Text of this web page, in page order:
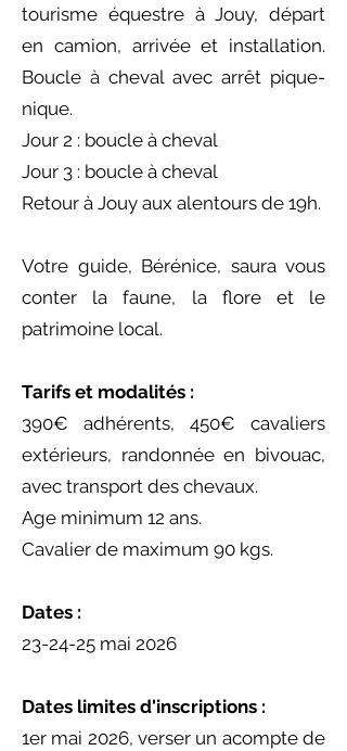
tourisme équestre à Jouy, départ
en camion, arrivée et installation.
Boucle à cheval avec arrêt pique-
nique.
Jour 2 : boucle à cheval
Jour 3 : boucle à cheval
Retour à Jouy aux alentours de 19h.
Votre guide, Bérénice, saura vous
conter la faune, la flore et le
patrimoine local.
Tarifs et modalités :
390€ adhérents, 450€ cavaliers
extérieurs, randonnée en bivouac,
avec transport des chevaux.
Age minimum 12 ans.
Cavalier de maximum 90 kgs.
Dates :
23-24-25 mai 2026
Dates limites d'inscriptions :
1er mai 2026, verser un acompte de